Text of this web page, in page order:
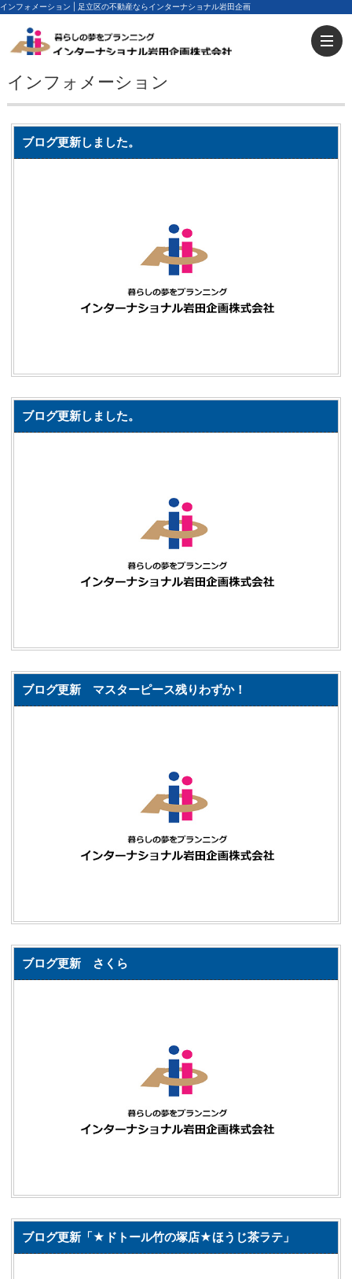
インフォメーション | 足立区の不動産ならインターナショナル岩田企画
インフォメーション
ブログ更新しました。
ブログ更新しました。
ブログ更新 マスターピース残りわずか！
ブログ更新 さくら
ブログ更新「★ドトール竹の塚店★ほうじ茶ラテ」